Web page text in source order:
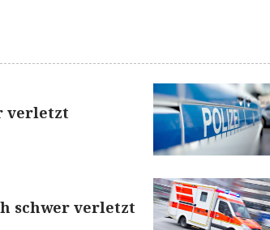
verletzt
schwer verletzt